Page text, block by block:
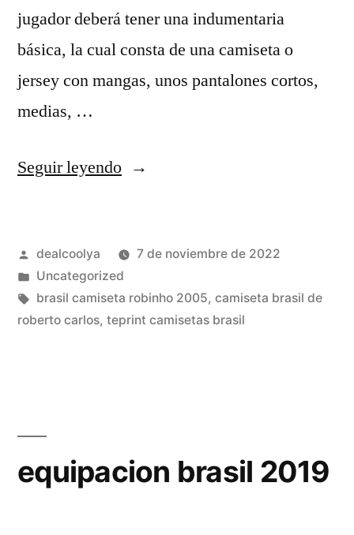
jugador deberá tener una indumentaria
básica, la cual consta de una camiseta o
jersey con mangas, unos pantalones cortos,
medias, …
Seguir leyendo«camisetas
brasil
2014»
Publicado
por
dealcoolya
7 de noviembre de 2022
Publicado
en
Uncategorized
Etiquetas:
brasil camiseta robinho 2005, camiseta brasil de
roberto carlos, teprint camisetas brasil
equipacion brasil 2019